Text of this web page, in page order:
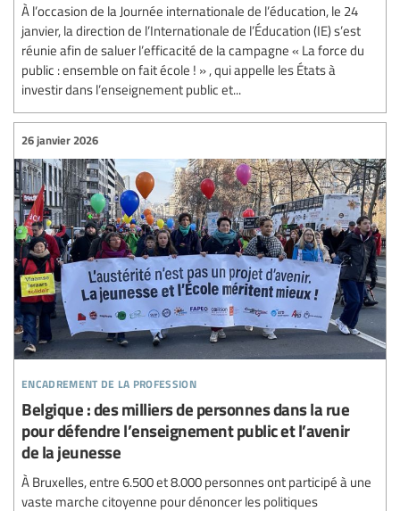
À l’occasion de la Journée internationale de l’éducation, le 24
janvier, la direction de l’Internationale de l’Éducation (IE) s’est
réunie afin de saluer l’efficacité de la campagne « La force du
public : ensemble on fait école ! » , qui appelle les États à
investir dans l’enseignement public et...
encadrement de la profession
26 janvier 2026
Belgique : des milliers de personnes dans la rue
pour défendre l’enseignement public et l’avenir
de la jeunesse
À Bruxelles, entre 6.500 et 8.000 personnes ont participé à une
vaste marche citoyenne pour dénoncer les politiques